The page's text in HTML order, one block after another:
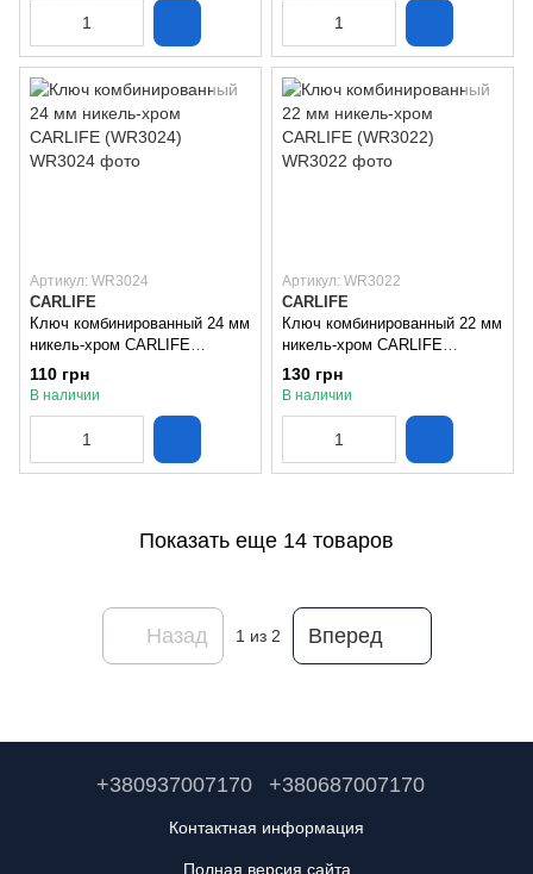
Артикул: WR3024
CARLIFE
Ключ комбинированный 24 мм
никель-хром CARLIFE
(WR3024)
110 грн
В наличии
Артикул: WR3022
CARLIFE
Ключ комбинированный 22 мм
никель-хром CARLIFE
(WR3022)
130 грн
В наличии
Показать еще 14 товаров
Назад 1 из 2 Вперед
+380937007170 +380687007170
Контактная информация
Полная версия сайта